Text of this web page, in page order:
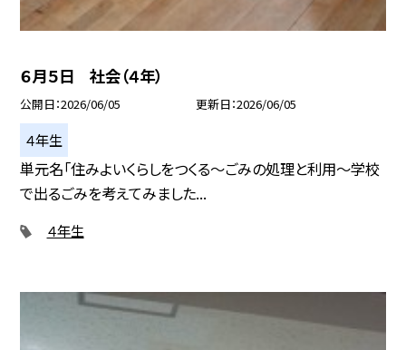
６月５日 社会（４年）
公開日 2026/06/05 更新日 2026/06/05
４年生
単元名「住みよいくらしをつくる～ごみの処理と利用～学校
で出るごみを考えてみました...
４年生